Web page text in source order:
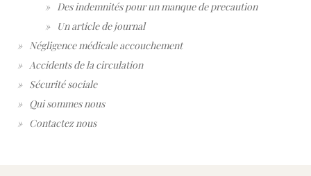
Des indemnités pour un manque de precaution
Un article de journal
Négligence médicale accouchement
Accidents de la circulation
Sécurité sociale
Qui sommes nous
Contactez nous